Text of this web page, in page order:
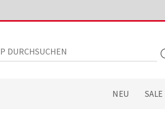
NEU SALE